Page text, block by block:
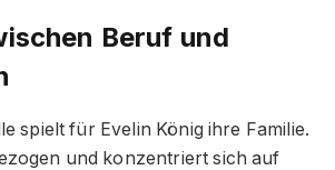
Beruf und
spielt für Evelin König ihre Familie.
und konzentriert sich auf